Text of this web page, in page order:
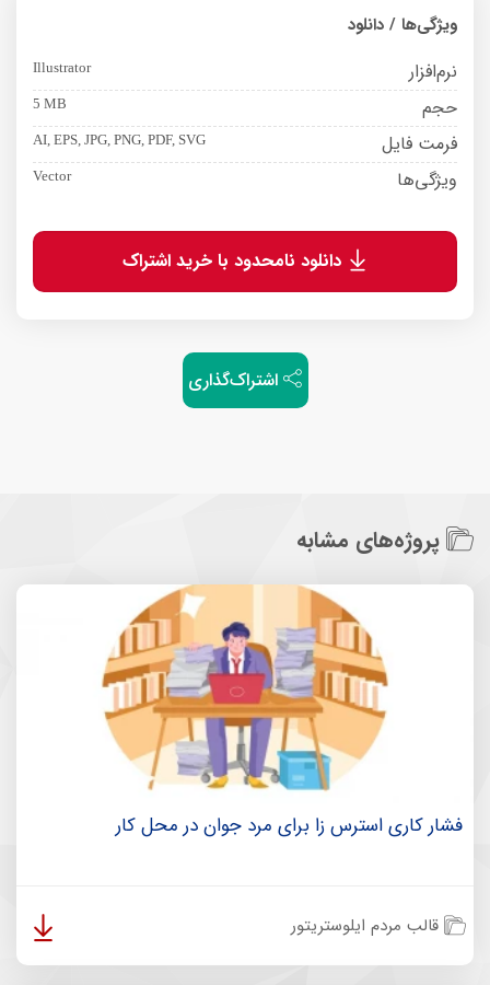
ویژگی‌ها / دانلود
نرم‌افزار Illustrator
حجم 5 MB
فرمت فایل AI, EPS, JPG, PNG, PDF, SVG
ویژگی‌ها Vector
دانلود نامحدود با خرید اشتراک
اشتراک‌گذاری
پروژه‌های مشابه
فشار کاری استرس زا برای مرد جوان در محل کار
قالب مردم ایلوستریتور